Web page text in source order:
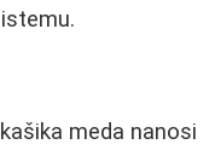
meda nanosi